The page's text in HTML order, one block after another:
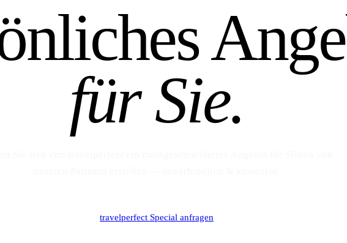
für Sie.
travelperfect Special anfragen